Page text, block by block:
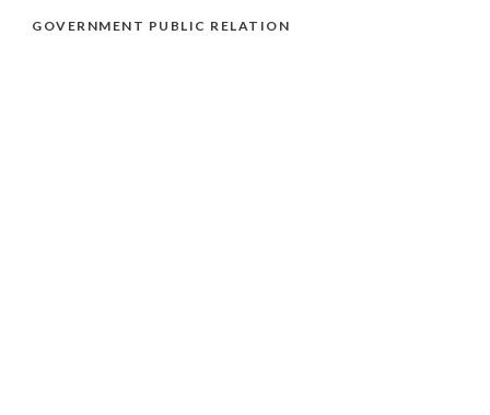
GOVERNMENT PUBLIC RELATION